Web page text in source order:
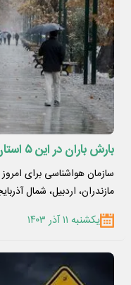
بارش باران در این ۵ استان پیش بینی شد
سازمان هواشناسی برای
مازندران، اردبیل، شمال
یکشنبه ۱۱ آذر ۱۴۰۳